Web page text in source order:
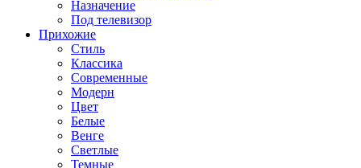
Назначение
Под телевизор
Прихожие
Стиль
Классика
Современные
Модерн
Цвет
Белые
Венге
Светлые
Темные